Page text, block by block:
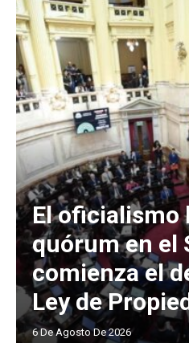
El oficialismo
quórum en el
comienza el
Ley de
6 De Agosto De 2026